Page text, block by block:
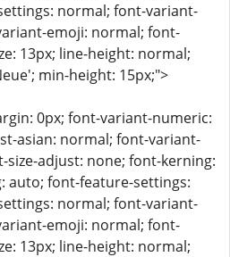
normal; font-variant-
emoji: normal; font-
13px; line-height: normal;
min-height: 15px;">
0px; font-variant-numeric:
asian: normal; font-variant-
adjust: none; font-kerning:
auto; font-feature-settings:
normal; font-variant-
emoji: normal; font-
13px; line-height: normal;